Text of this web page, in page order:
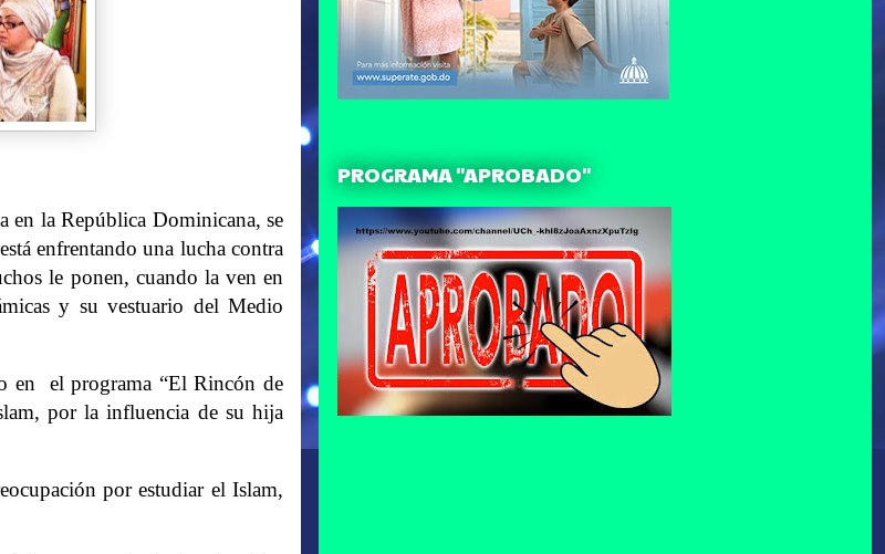
la República Dominicana, se
enfrentando una lucha contra
le ponen, cuando la ven en
y su vestuario del Medio
en el programa “El Rincón de
por la influencia de su hija
por estudiar el Islam,
PROGRAMA "APROBADO"